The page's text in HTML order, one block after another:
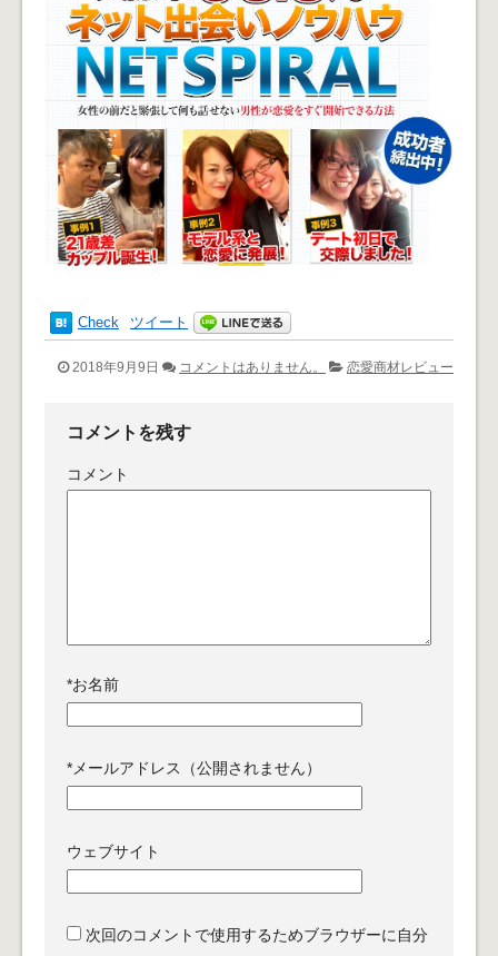
Check ツイート
2018年9月9日 コメントはありません。 恋愛商材レビュー
コメントを残す
コメント
*お名前
* メールアドレス（公開されません）
ウェブサイト
次回のコメントで使用するためブラウザーに自分